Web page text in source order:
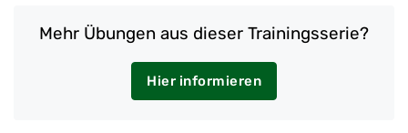
Mehr Übungen aus dieser Trainingsserie?
Hier informieren